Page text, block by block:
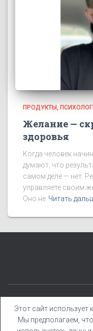
ПРОДУКТЫ
Желание —
здоровья
Когда человек
думают, что
самом деле — нет.
управляете своим
Оно не Читать
КАТЕГОРИИ БЛОГ
Этот сайт использует
Мы предполагаем,